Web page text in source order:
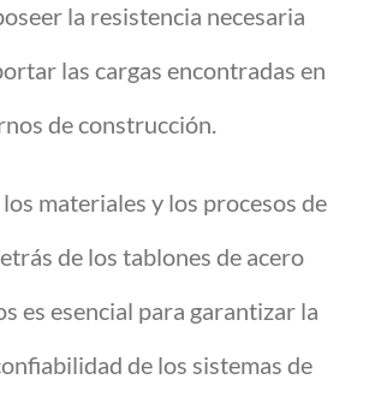
la resistencia necesaria
las cargas encontradas en
de construcción.
materiales y los procesos de
de los tablones de acero
es esencial para garantizar la
de los sistemas de